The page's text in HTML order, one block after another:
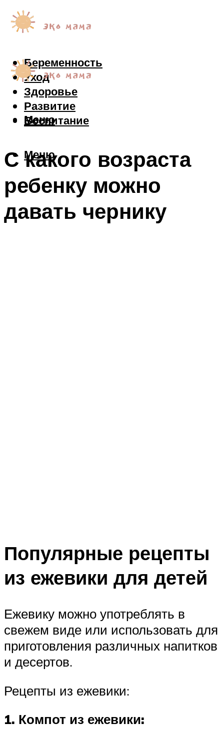
Беременность
Уход
Здоровье
Развитие
Воспитание
Меню
Меню
С какого возраста
ребенку можно
давать чернику
Популярные рецепты
из ежевики для детей
Ежевику можно употреблять в
свежем виде или использовать для
приготовления различных напитков
и десертов.
Рецепты из ежевики:
1. Компот из ежевики: